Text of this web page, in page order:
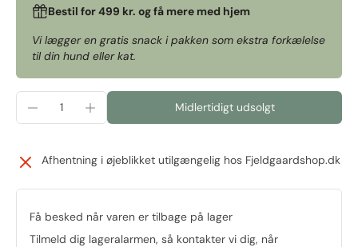
Bestil for 499 kr. og få mere med hjem
Vi lægger en gratis snack i pakken som ekstra forkælelse
til din hund eller kat.
Midlertidigt udsolgt
Afhentning i øjeblikket utilgængelig hos Fjeldgaardshop.dk
Få besked når varen er tilbage på lager
Tilmeld dig lageralarmen, så kontakter vi dig, når